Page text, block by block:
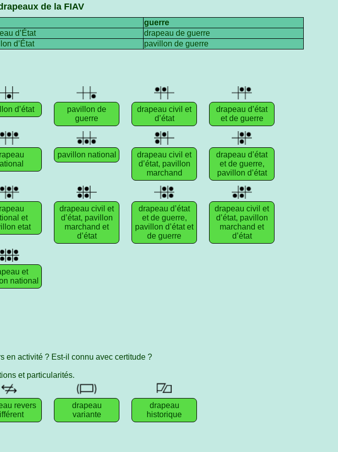
de la FIAV
guerre
d’État
drapeau de guerre
d’État pavillon de guerre
d’état
pavillon de
guerre
drapeau civil et
d’état
drapeau d’état
et de guerre
pavillon national
drapeau civil et
d’état, pavillon
marchand
drapeau d’état
et de guerre,
pavillon d’état
et
etat
drapeau civil et
d’état, pavillon
marchand et
d’état
drapeau d’état
et de guerre,
pavillon d’état et
de guerre
drapeau civil et
d’état, pavillon
marchand et
d’état
et
national
en activité ? Est-il connu avec certitude ?
et particularités.
revers
drapeau
variante
drapeau
historique